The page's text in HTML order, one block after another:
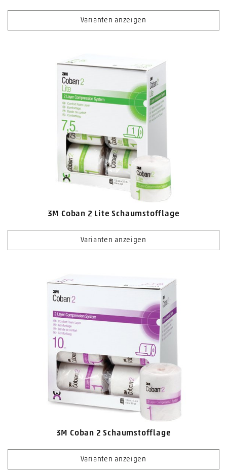
Varianten anzeigen
3M Coban 2 Lite Schaumstofflage
Varianten anzeigen
3M Coban 2 Schaumstofflage
Varianten anzeigen